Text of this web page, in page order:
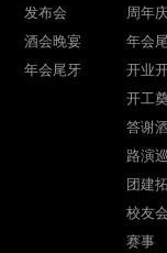
发布会
酒会晚宴
年会尾牙
周年
年会
开业
开工
答谢
路演
团建
校友会
赛事